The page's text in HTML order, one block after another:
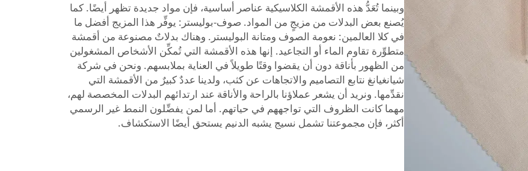
وبينما تُعَدُّ هذه الأقمشة الكلاسيكية عناصر أساسية، فإن مواد جديدة تظهر أيضًا. كما
يُصنع بعض البدلات من مزيجٍ من المواد. صوف-بوليستر: يوفِّر هذا المزيج أفضل ما
في كلا العالمين: نعومة الصوف ومتانة البوليستر. وهناك بدلاتٌ مصنوعة من أقمشة
متطوِّرة تقاوم الماء أو التجاعيد. إنها هذه الأقمشة التي تُمكِّن الأشخاص المشغولين
من الظهور بأناقة دون أن يقضوا وقتًا طويلاً في العناية بملابسهم. ونحن في شركة
شيانغيانغ نتابع التصاميم والاتجاهات عن كثب، ولدينا عددٌ كبيرٌ من الأقمشة التي
نقدِّمها. ونريد أن يشعر عملاؤنا بالراحة والأناقة عند ارتدائهم البدلات المخصصة لهم،
مهما كانت الظروف التي تواجههم في حياتهم. أما لمن يفضِّلون النمط غير الرسمي
أكثر، فإن مجموعتنا تشمل نسيج يشبه الدنيم يستحق أيضًا الاستكشاف.